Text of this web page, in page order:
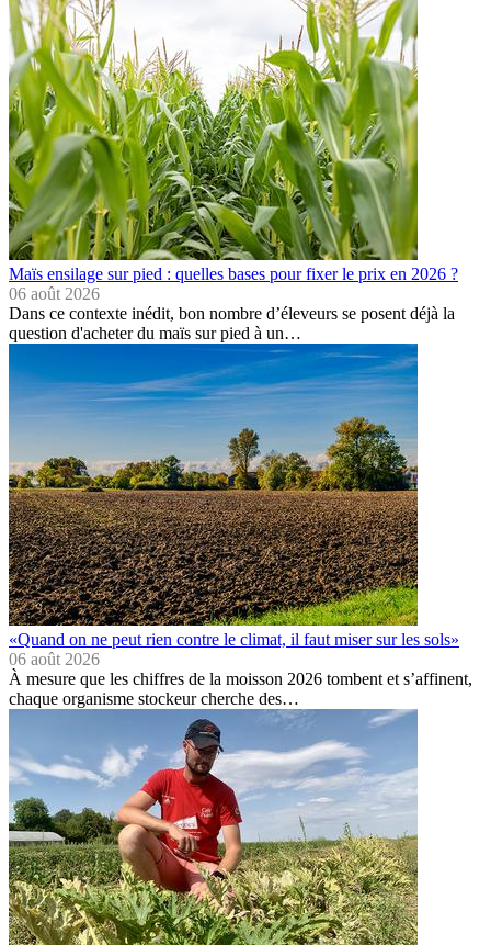
Maïs ensilage sur pied : quelles bases pour fixer le prix en 2026 ?
06 août 2026
Dans ce contexte inédit, bon nombre d’éleveurs se posent déjà la
question d'acheter du maïs sur pied à un…
«Quand on ne peut rien contre le climat, il faut miser sur les sols»
06 août 2026
À mesure que les chiffres de la moisson 2026 tombent et s’affinent,
chaque organisme stockeur cherche des…